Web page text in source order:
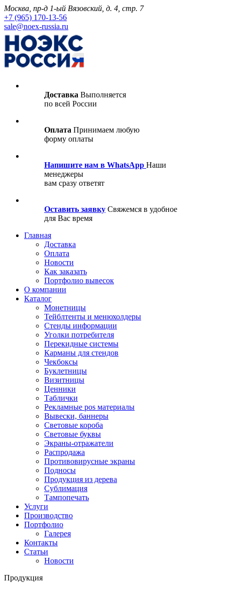
Москва, пр-д 1-ый Вязовский, д. 4, стр. 7
+7 (965) 170-13-56
sale@noex-russia.ru
Доставка Выполняется
по всей России
Оплата Принимаем любую
форму оплаты
Напишите нам в WhatsApp Наши
менеджеры
вам сразу ответят
Оставить заявку Свяжемся в удобное
для Вас время
Главная
Доставка
Оплата
Новости
Как заказать
Портфолио вывесок
О компании
Каталог
Монетницы
Тейблтенты и менюхолдеры
Стенды информации
Уголки потребителя
Перекидные системы
Карманы для стендов
Чекбоксы
Буклетницы
Визитницы
Ценники
Таблички
Рекламные pos материалы
Вывески, баннеры
Световые короба
Световые буквы
Экраны-отражатели
Распродажа
Противовирусные экраны
Подносы
Продукция из дерева
Сублимация
Тампопечать
Услуги
Производство
Портфолио
Галерея
Контакты
Статьи
Новости
Продукция